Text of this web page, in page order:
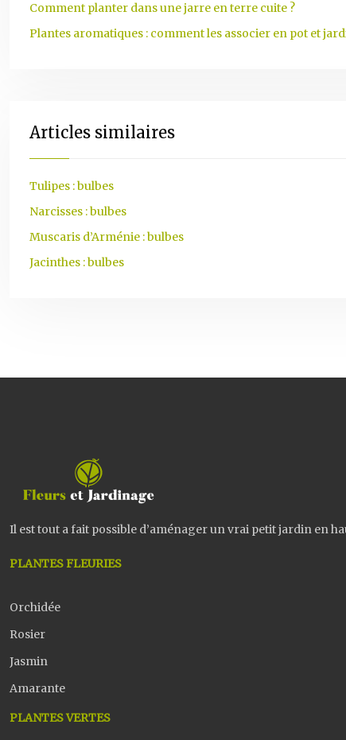
Comment planter dans une jarre en terre cuite ?
Plantes aromatiques : comment les associer en pot et
Articles similaires
Tulipes : bulbes
Narcisses : bulbes
Muscaris d’Arménie : bulbes
Jacinthes : bulbes
Il est tout a fait possible d’aménager un vrai petit jardin en
PLANTES FLEURIES
Orchidée
Rosier
Jasmin
Amarante
PLANTES VERTES